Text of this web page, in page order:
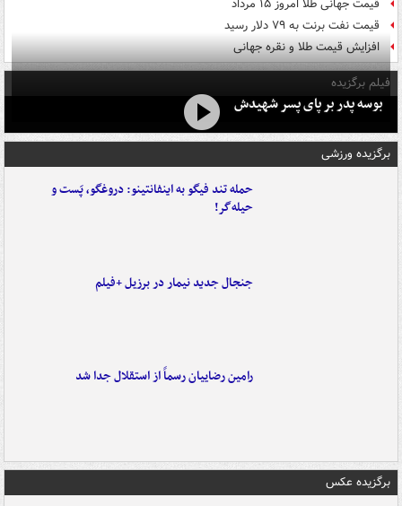
قیمت جهانی طلا امروز ۱۵ مرداد
قیمت نفت برنت به ۷۹ دلار رسید
افزایش قیمت طلا و نقره جهانی
فیلم برگزیده
بوسه‌ پدر بر پای پسر شهیدش
برگزیده ورزشی
حمله تند فیگو به اینفانتینو: دروغگو، پَست‌ و
حیله‌گر!
جنجال جدید نیمار در برزیل +فیلم
رامین رضاییان رسماً از استقلال جدا شد
برگزیده عکس